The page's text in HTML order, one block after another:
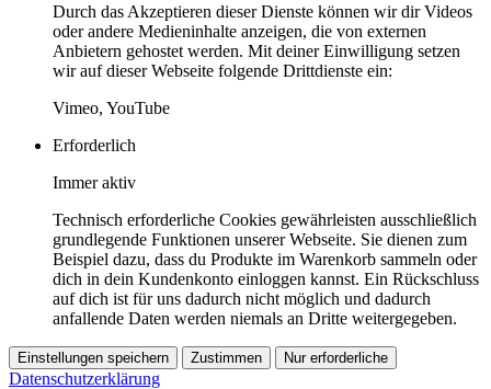
Durch das Akzeptieren dieser Dienste können wir dir Videos
oder andere Medieninhalte anzeigen, die von externen
Anbietern gehostet werden. Mit deiner Einwilligung setzen
wir auf dieser Webseite folgende Drittdienste ein:
Vimeo, YouTube
Erforderlich
Immer aktiv
Technisch erforderliche Cookies gewährleisten ausschließlich
grundlegende Funktionen unserer Webseite. Sie dienen zum
Beispiel dazu, dass du Produkte im Warenkorb sammeln oder
dich in dein Kundenkonto einloggen kannst. Ein Rückschluss
auf dich ist für uns dadurch nicht möglich und dadurch
anfallende Daten werden niemals an Dritte weitergegeben.
Einstellungen speichern Zustimmen Nur erforderliche
Datenschutzerklärung